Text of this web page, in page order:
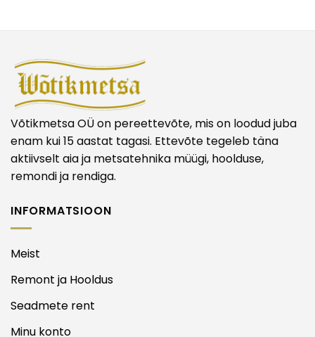
Võtikmetsa OÜ on pereettevõte, mis on loodud juba
enam kui 15 aastat tagasi. Ettevõte tegeleb täna
aktiivselt aia ja metsatehnika müügi, hoolduse,
remondi ja rendiga.
INFORMATSIOON
Meist
Remont ja Hooldus
Seadmete rent
Minu konto